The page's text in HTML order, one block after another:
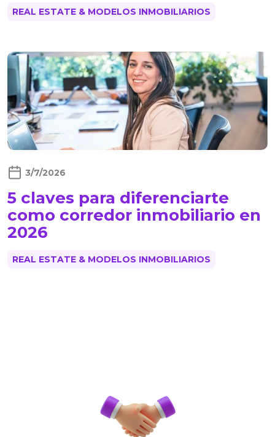
REAL ESTATE & MODELOS INMOBILIARIOS
3/7/2026
5 claves para diferenciarte
como corredor inmobiliario en
2026
REAL ESTATE & MODELOS INMOBILIARIOS